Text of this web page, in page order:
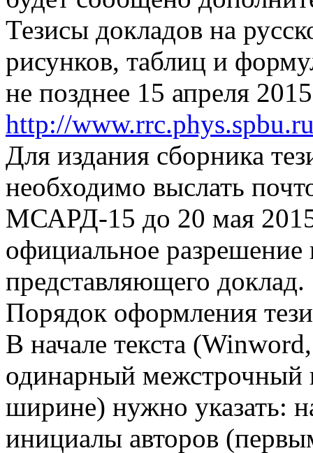
Тезисы докладов на
рисунков, таблиц и
не позднее 15 апреля
http://
Для издания сборника
необходимо выслать
МСАРД-15 до 20 мая 2015
официальное
представляющего доклад.
Порядок оформления
В начале текста
одинарный межстрочный
ширине) нужно указать:
инициалы авторов